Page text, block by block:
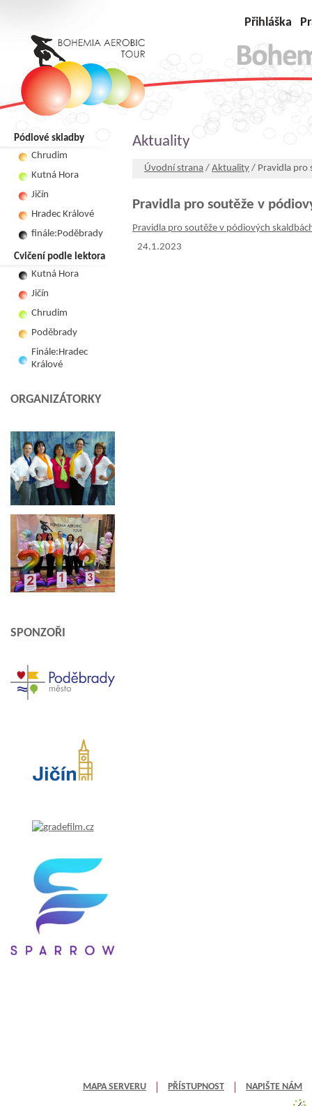
Přihláška
Pódiové skladby
Chrudim
Kutná Hora
Jičín
Hradec Králové
finále:Poděbrady
Cvičení podle lektora
Kutná Hora
Jičín
Chrudim
Poděbrady
Finále:Hradec
Králové
ORGANIZÁTORKY
SPONZOŘI
Aktuality
Úvodní strana / Aktuality / Pravidla pro
Pravidla pro soutěže v
Pravidla pro soutěže v pódiových
24.1.2023
MAPA SERVERU PŘÍSTUPNOST NAPIŠTE NÁM